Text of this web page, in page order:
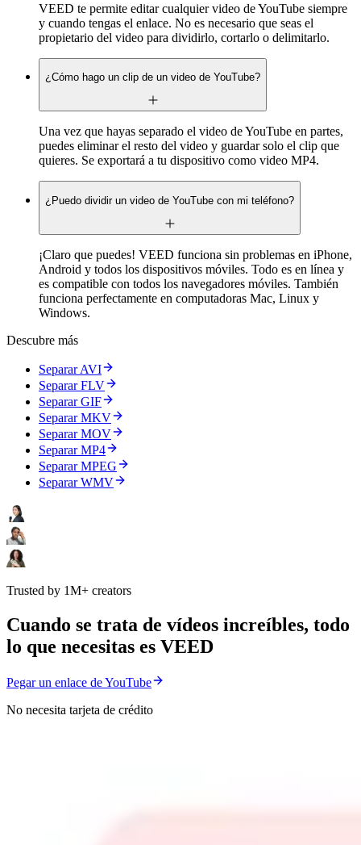
VEED te permite editar cualquier video de YouTube siempre
y cuando tengas el enlace. No es necesario que seas el
propietario del video para dividirlo, cortarlo o delimitarlo.
¿Cómo hago un clip de un video de YouTube?
Una vez que hayas separado el video de YouTube en partes,
puedes eliminar el resto del video y guardar solo el clip que
quieres. Se exportará a tu dispositivo como video MP4.
¿Puedo dividir un video de YouTube con mi teléfono?
¡Claro que puedes! VEED funciona sin problemas en iPhone,
Android y todos los dispositivos móviles. Todo es en línea y
es compatible con todos los navegadores móviles. También
funciona perfectamente en computadoras Mac, Linux y
Windows.
Descubre más
Separar AVI
Separar FLV
Separar GIF
Separar MKV
Separar MOV
Separar MP4
Separar MPEG
Separar WMV
Trusted by 1M+ creators
Cuando se trata de vídeos increíbles, todo
lo que necesitas es VEED
Pegar un enlace de YouTube
No necesita tarjeta de crédito